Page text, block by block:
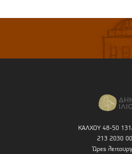
ΚΑΛΧΟΥ 48-50
213 2030
Ώρες